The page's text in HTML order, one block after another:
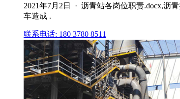
2021年7月2日 · 沥青站各岗位职责.docx,沥
车造成 .
联系电话: 180 3780 8511